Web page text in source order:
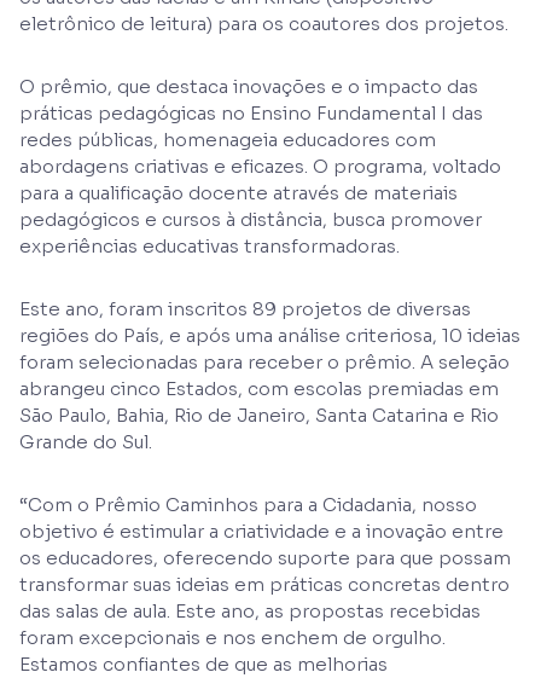
eletrônico de leitura) para os coautores dos projetos.
O prêmio, que destaca inovações e o impacto das
práticas pedagógicas no Ensino Fundamental I das
redes públicas, homenageia educadores com
abordagens criativas e eficazes. O programa, voltado
para a qualificação docente através de materiais
pedagógicos e cursos à distância, busca promover
experiências educativas transformadoras.
Este ano, foram inscritos 89 projetos de diversas
regiões do País, e após uma análise criteriosa, 10 ideias
foram selecionadas para receber o prêmio. A seleção
abrangeu cinco Estados, com escolas premiadas em
São Paulo, Bahia, Rio de Janeiro, Santa Catarina e Rio
Grande do Sul.
“Com o Prêmio Caminhos para a Cidadania, nosso
objetivo é estimular a criatividade e a inovação entre
os educadores, oferecendo suporte para que possam
transformar suas ideias em práticas concretas dentro
das salas de aula. Este ano, as propostas recebidas
foram excepcionais e nos enchem de orgulho.
Estamos confiantes de que as melhorias